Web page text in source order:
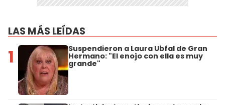
LAS MÁS LEÍDAS
1 Suspendieron a Laura Ubfal de Gran
Hermano: "El enojo con ella es muy
grande"